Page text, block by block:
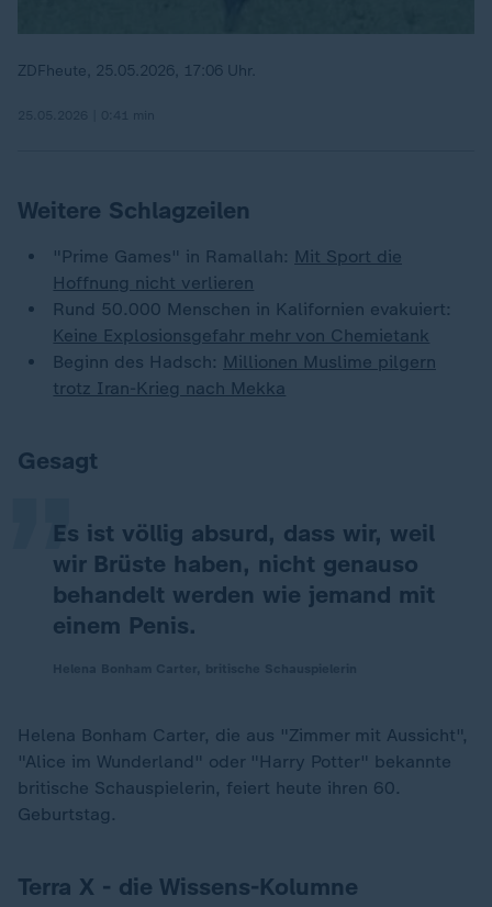
ZDFheute, 25.05.2026, 17:06 Uhr.
Weitere Schlagzeilen
"Prime Games" in Ramallah: Mit Sport die
Hoffnung nicht verlieren
Rund 50.000 Menschen in Kalifornien evakuiert:
Keine Explosionsgefahr mehr von Chemietank
Beginn des Hadsch: Millionen Muslime pilgern
trotz Iran-Krieg nach Mekka
Gesagt
Es ist völlig absurd, dass wir, weil
wir Brüste haben, nicht genauso
behandelt werden wie jemand mit
einem Penis.
„
Helena Bonham Carter, die aus "Zimmer mit Aussicht",
"Alice im Wunderland" oder "Harry Potter" bekannte
britische Schauspielerin, feiert heute ihren 60.
Geburtstag.
Terra X - die Wissens-Kolumne